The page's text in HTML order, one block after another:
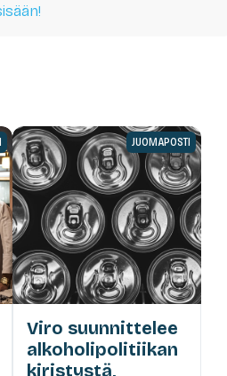
JUOMAPOSTI
Viro suunnittelee
alkoholipolitiikan
kiristystä,